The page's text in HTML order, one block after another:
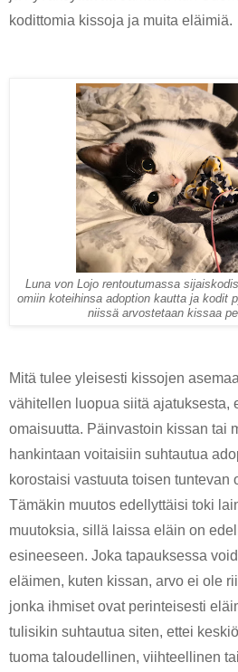
kodittomia kissoja ja muita eläimiä.
Luna von Lojo rentoutumassa
omiin koteihinsa adoption kautta ja kodit
niissä arvostetaan kissaa
Mitä tulee yleisesti kissojen
vähitellen luopua siitä ajatuksesta,
omaisuutta. Päinvastoin kissan tai
hankintaan voitaisiin suhtautua
korostaisi vastuuta toisen tuntevan
Tämäkin muutos edellyttäisi toki
muutoksia, sillä laissa eläin on
esineeseen. Joka tapauksessa
eläimen, kuten kissan, arvo ei ole
jonka ihmiset ovat perinteisesti
tulisikin suhtautua siten, ettei
tuoma taloudellinen, viihteellinen